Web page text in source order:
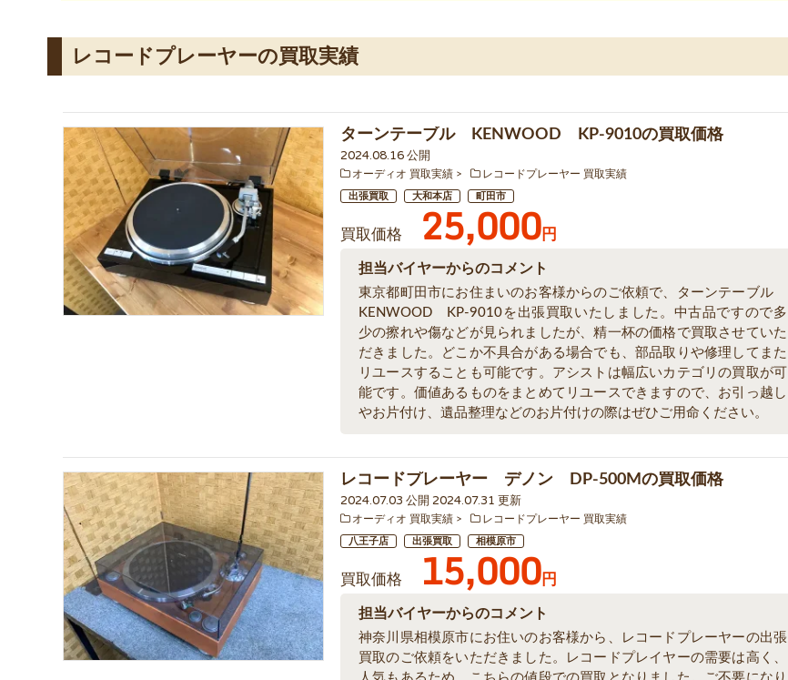
レコードプレーヤーの買取実績
ターンテーブル KENWOOD KP-9010の買取価格
2024.08.16 公開
オーディオ 買取実績 レコードプレーヤー 買取実績
出張買取 大和本店 町田市
買取価格 25,000円
担当バイヤーからのコメント
東京都町田市にお住まいのお客様からのご依頼で、ターンテーブル
KENWOOD KP-9010を出張買取いたしました。中古品ですので多
少の擦れや傷などが見られましたが、精一杯の価格で買取させていた
だきました。どこか不具合がある場合でも、部品取りや修理してまた
リユースすることも可能です。アシストは幅広いカテゴリの買取が可
能です。価値あるものをまとめてリユースできますので、お引っ越し
やお片付け、遺品整理などのお片付けの際はぜひご用命ください。
レコードプレーヤー デノン DP-500Mの買取価格
2024.07.03 公開 2024.07.31 更新
オーディオ 買取実績 レコードプレーヤー 買取実績
八王子店 出張買取 相模原市
買取価格 15,000円
担当バイヤーからのコメント
神奈川県相模原市にお住いのお客様から、レコードプレーヤーの出張
買取のご依頼をいただきました。レコードプレイヤーの需要は高く、